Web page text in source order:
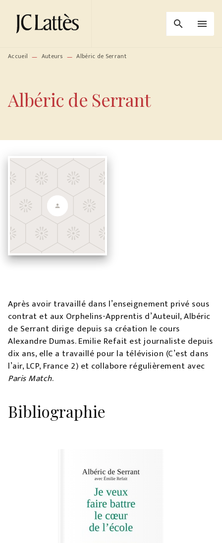
MENU RECHERCHE
PIED DE PAGE
search menu
Accueil — Auteurs — Albéric de Serrant
Albéric de Serrant
Après avoir travaillé dans l’enseignement privé sous
contrat et aux Orphelins-Apprentis d’Auteuil, Albéric
de Serrant dirige depuis sa création le cours
Alexandre Dumas. Emilie Refait est journaliste depuis
dix ans, elle a travaillé pour la télévision (C’est dans
l’air, LCP, France 2) et collabore régulièrement avec
Paris Match.
Bibliographie